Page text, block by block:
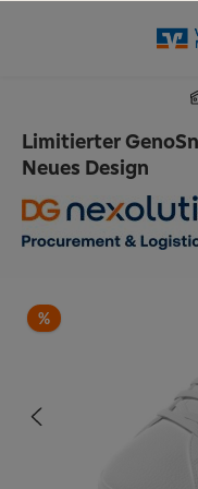
Limitierter
Neues Design
Bildergalerie überspringen
%